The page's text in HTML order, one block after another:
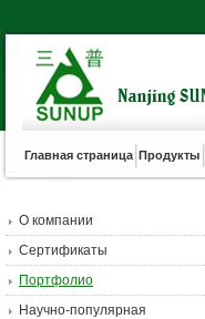
Главная страница Продукты
О компании
Сертификаты
Портфолио
Научно-популярная